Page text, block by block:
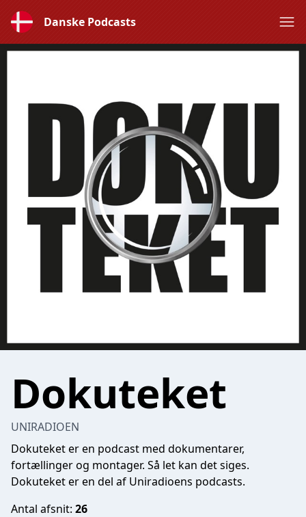
Danske Podcasts
Dokuteket
UNIRADIOEN
Dokuteket er en podcast med dokumentarer,
fortællinger og montager. Så let kan det siges.
Dokuteket er en del af Uniradioens podcasts.
Antal afsnit: 26